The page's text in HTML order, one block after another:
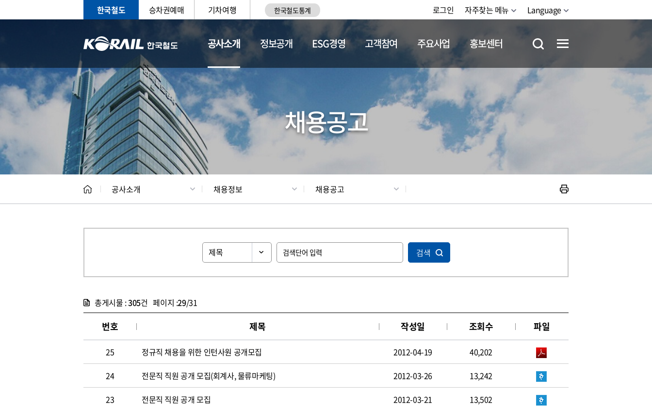
한국철도 승차권예매 기차여행 한국철도통계 로그인 자주찾는 메뉴 Language
공사소개
CEO 일반현황 채용정보
정보공개 ESG경영 고객참여 주요사업 홍보센터
채용공고
공사소개 채용정보 채용공고
검색
총게시물 :305건 페이지 :29/31
번호 제목 작성일 조회수 파일
25 정규직 채용을 위한 인턴사원 공개모집 2012-04-19 40,202
24 전문직 직원 공개 모집(회계사, 물류마케팅) 2012-03-26 13,242
23 전문직 직원 공개 모집 2012-03-21 13,502